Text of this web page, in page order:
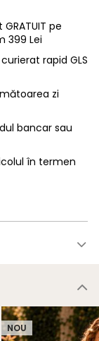
pe
399 Lei
rapid GLS
zi
bancar sau
în termen
NOU